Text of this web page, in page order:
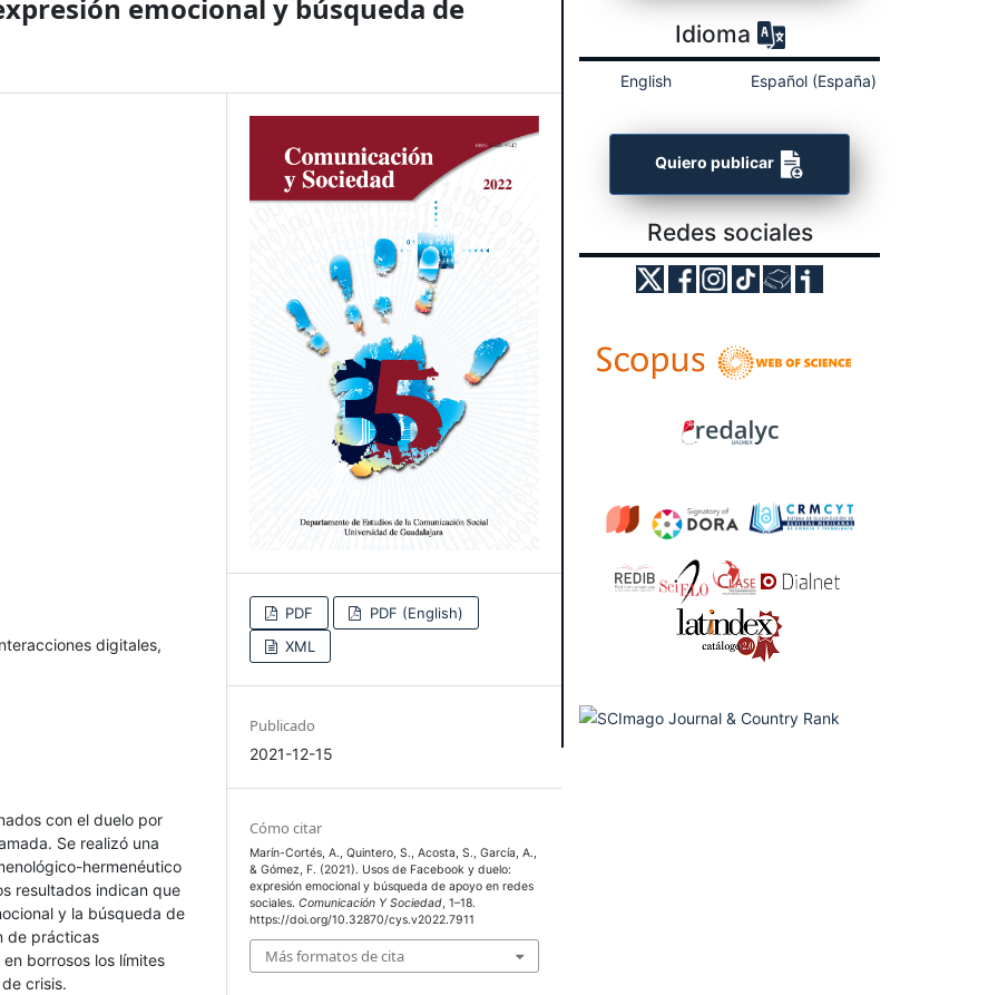
emocional y búsqueda de
digitales,
con el duelo por
Se realizó una
hermenéutico
resultados indican que
y la búsqueda de
de prácticas
borrosos los límites
crisis.
PDF
PDF (English)
XML
Publicado
2021-12-15
Cómo citar
Marín-Cortés, A., Quintero, S., Acosta, S., García, A.,
& Gómez, F. (2021). Usos de Facebook y duelo:
expresión emocional y búsqueda de apoyo en redes
sociales.Comunicación Y Sociedad, 1–18.
https://doi.org/10.32870/cys.v2022.7911
Más formatos de cita
Idioma
English Español (España)
Quiero publicar
Redes sociales